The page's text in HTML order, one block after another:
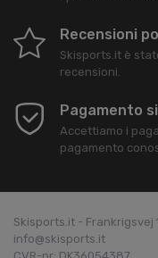
Recensioni
Skisports.it è
recensioni.
Pagamento
Accettiamo i
pagamento
Skisports.it - Frankrigsvej
info@skisports.it